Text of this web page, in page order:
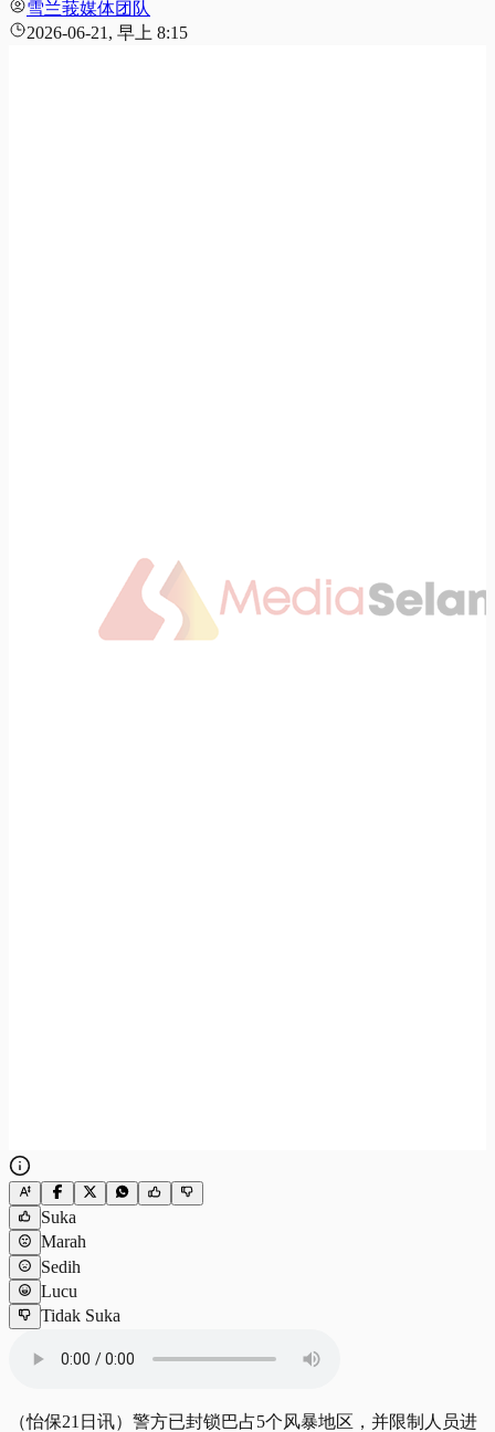
雪兰莪媒体团队
2026-06-21, 早上 8:15
Suka
Marah
Sedih
Lucu
Tidak Suka
（怡保21日讯）警方已封锁巴占5个风暴地区，并限制人员进